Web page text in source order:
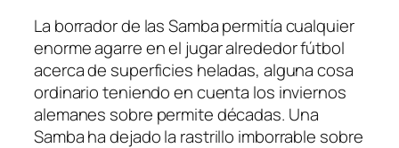
La borrador de las Samba permitía cualquier
enorme agarre en el jugar alrededor fútbol
acerca de superficies heladas, alguna cosa
ordinario teniendo en cuenta los inviernos
alemanes sobre permite décadas. Una
Samba ha dejado la rastrillo imborrable sobre